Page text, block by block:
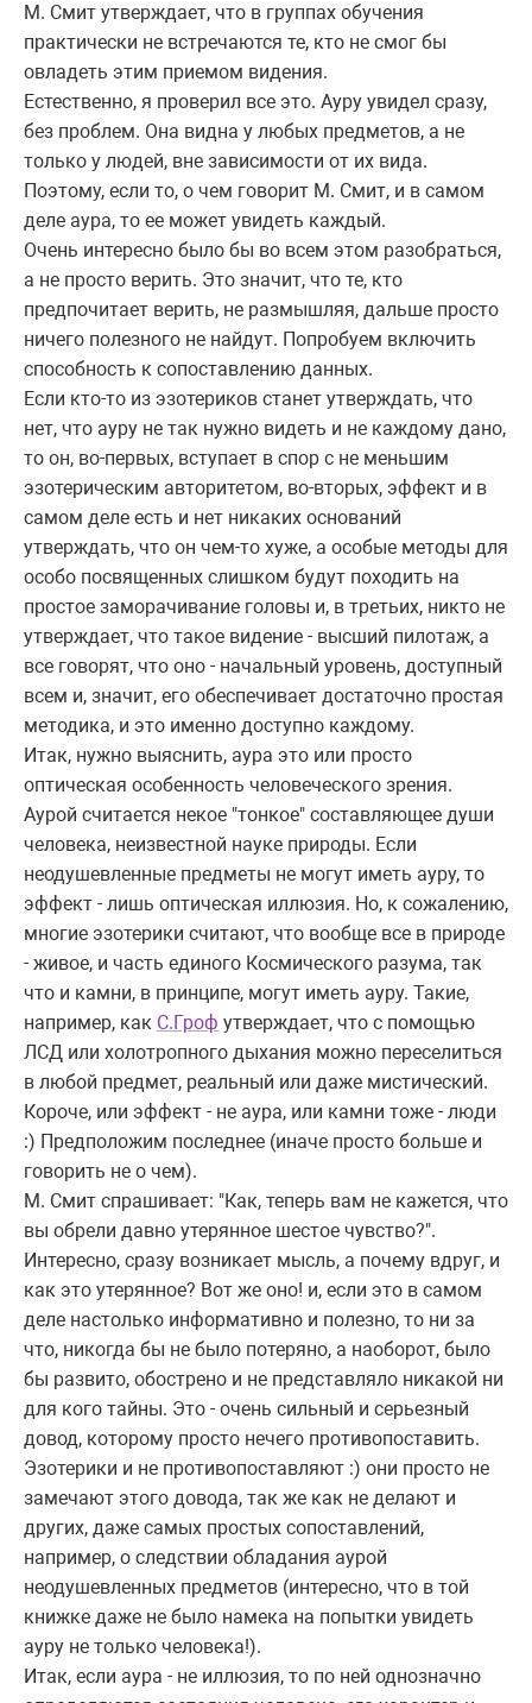
М. Смит утверждает, что в группах обучения
практически не встречаются те, кто не смог бы
овладеть этим приемом видения.
Естественно, я проверил все это. Ауру увидел сразу,
без проблем. Она видна у любых предметов, а не
только у людей, вне зависимости от их вида.
Поэтому, если то, о чем говорит М. Смит, и в самом
деле аура, то ее может увидеть каждый.
Очень интересно было бы во всем этом разобраться,
а не просто верить. Это значит, что те, кто
предпочитает верить, не размышляя, дальше просто
ничего полезного не найдут. Попробуем включить
способность к сопоставлению данных.
Если кто-то из эзотериков станет утверждать, что
нет, что ауру не так нужно видеть и не каждому дано,
то он, во-первых, вступает в спор с не меньшим
эзотерическим авторитетом, во-вторых, эффект и в
самом деле есть и нет никаких оснований
утверждать, что он чем-то хуже, а особые методы для
особо посвященных слишком будут походить на
простое заморачивание головы и, в третьих, никто не
утверждает, что такое видение - высший пилотаж, а
все говорят, что оно - начальный уровень, доступный
всем и, значит, его обеспечивает достаточно простая
методика, и это именно доступно каждому.
Итак, нужно выяснить, аура это или просто
оптическая особенность человеческого зрения.
Аурой считается некое "тонкое" составляющее души
человека, неизвестной науке природы. Если
неодушевленные предметы не могут иметь ауру, то
эффект - лишь оптическая иллюзия. Но, к сожалению,
многие эзотерики считают, что вообще все в природе
- живое, и часть единого Космического разума, так
что и камни, в принципе, могут иметь ауру. Такие,
например, как С.Гроф утверждает, что с помощью
ЛСД или холотропного дыхания можно переселиться
в любой предмет, реальный или даже мистический.
Короче, или эффект - не аура, или камни тоже - люди
:) Предположим последнее (иначе просто больше и
говорить не о чем).
М. Смит спрашивает: "Как, теперь вам не кажется, что
вы обрели давно утерянное шестое чувство?".
Интересно, сразу возникает мысль, а почему вдруг, и
как это утерянное? Вот же оно! и, если это в самом
деле настолько информативно и полезно, то ни за
что, никогда бы не было потеряно, а наоборот, было
бы развито, обострено и не представляло никакой ни
для кого тайны. Это - очень сильный и серьезный
довод, которому просто нечего противопоставить.
Эзотерики и не противопоставляют :) они просто не
замечают этого довода, так же как не делают и
других, даже самых простых сопоставлений,
например, о следствии обладания аурой
неодушевленных предметов (интересно, что в той
книжке даже не было намека на попытки увидеть
ауру не только человека!).
Итак, если аура - не иллюзия, то по ней однозначно